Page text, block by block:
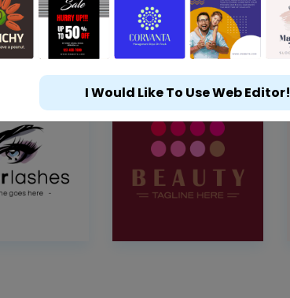
I Would Like To Use Web Editor!